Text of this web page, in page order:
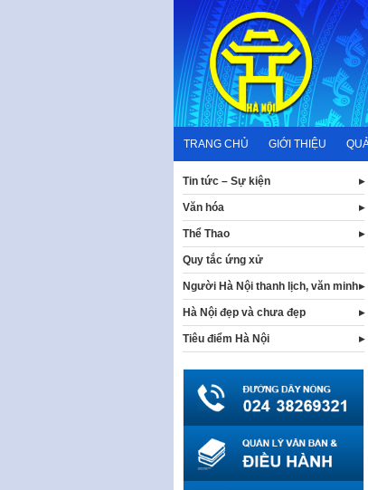
content
TRANG CHỦ GIỚI THIỆU
Tin tức – Sự kiện
Văn hóa
Thể Thao
Quy tắc ứng xử
Người Hà Nội thanh lịch, văn minh
Hà Nội đẹp và chưa đẹp
Tiêu điểm Hà Nội